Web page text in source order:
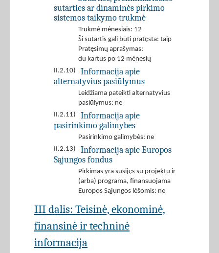
sutarties ar dinaminės pirkimo
sistemos taikymo trukmė
Trukmė mėnesiais: 12
Ši sutartis gali būti pratęsta: taip
Pratęsimų aprašymas:
du kartus po 12 mėnesių
II.2.10)
Informacija apie
alternatyvius pasiūlymus
Leidžiama pateikti alternatyvius
pasiūlymus: ne
II.2.11)
Informacija apie
pasirinkimo galimybes
Pasirinkimo galimybės: ne
II.2.13)
Informacija apie Europos
Sąjungos fondus
Pirkimas yra susijęs su projektu ir
(arba) programa, finansuojama
Europos Sąjungos lėšomis: ne
III dalis: Teisinė, ekonominė,
finansinė ir techninė
informacija